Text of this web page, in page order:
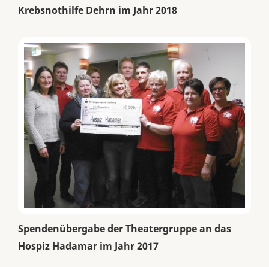
Krebsnothilfe Dehrn im Jahr 2018
Spendenübergabe der Theatergruppe an das
Hospiz Hadamar im Jahr 2017